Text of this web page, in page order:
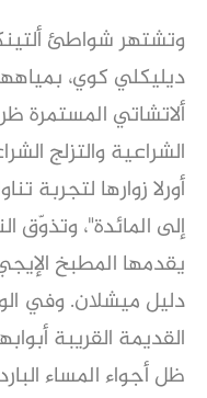
وتشتهر شواطئ
ديليكلي كوي،
ألاتشاتي المستمرة
الشراعية والتزلج
أورلا زوارها لتجربة
إلى المائدة"، وتذوّق
يقدمها المطبخ
دليل ميشلان. وفي
القديمة القريبة
ظل أجواء المساء